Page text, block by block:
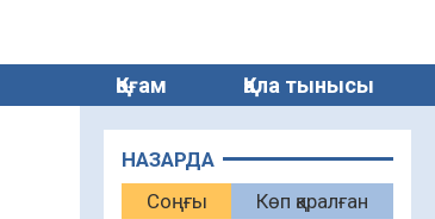
Қоғам Қала тынысы
НАЗАРДА
Соңғы
Көп қаралған